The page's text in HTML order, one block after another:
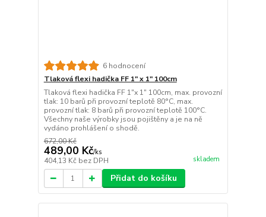
6 hodnocení
Tlaková flexi hadička FF 1" x 1" 100cm
Tlaková flexi hadička FF 1"x 1" 100cm, max. provozní
tlak: 10 barů při provozní teplotě 80°C, max.
provozní tlak: 8 barů při provozní teplotě 100°C.
Všechny naše výrobky jsou pojištěny a je na ně
vydáno prohlášení o shodě.
672,00 Kč
489,00 Kč/ks
404,13 Kč bez DPH skladem
Přidat do košíku